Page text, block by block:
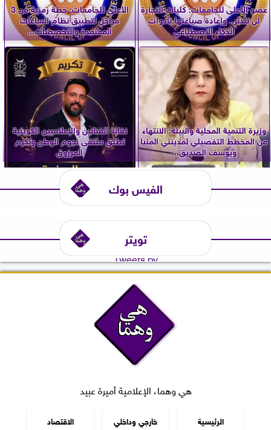
عضو الأعلى للجامعات: كليات التجارة
لن تندثر.. وإعادة صياغتها بأدوات
الذكاء الاصطناعي
الأعلى للجامعات: خطة زمنية من 3
مراحل لتطبيق نظام الساعات
المعتمدة والتخصصات...
وزيرة التنمية المحلية والبيئة: الانتهاء
من المخطط التفصيلي لمدينتي المنيا
ويوسف الصديق...
نقابة الفنانين والإعلاميين الكويتية
تطلق ملتقى نجوم الوطن وتكرم
المرزوق
الفيس بوك
تويتر
Tweets by
هي وهما، الإعلامية أميرة عبيد
الرئيسية خارجي وداخلي الاقتصاد